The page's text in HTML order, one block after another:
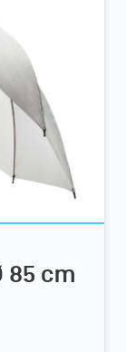
85 cm